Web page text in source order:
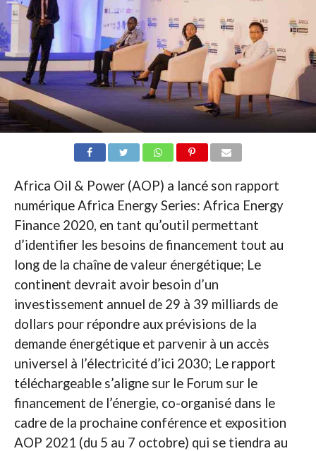
Africa Oil & Power (AOP) a lancé son rapport
numérique Africa Energy Series: Africa Energy
Finance 2020, en tant qu’outil permettant
d’identifier les besoins de financement tout au
long de la chaîne de valeur énergétique; Le
continent devrait avoir besoin d’un
investissement annuel de 29 à 39 milliards de
dollars pour répondre aux prévisions de la
demande énergétique et parvenir à un accès
universel à l’électricité d’ici 2030; Le rapport
téléchargeable s’aligne sur le Forum sur le
financement de l’énergie, co-organisé dans le
cadre de la prochaine conférence et exposition
AOP 2021 (du 5 au 7 octobre) qui se tiendra au